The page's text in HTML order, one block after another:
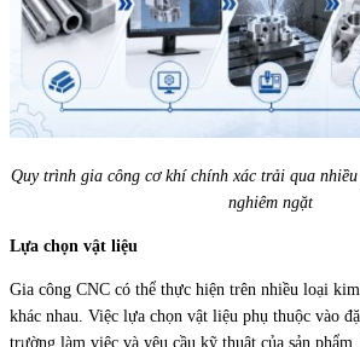
Quy trình gia công cơ khí chính xác trải qua
nghiêm ngặt
Lựa chọn vật liệu
Gia công CNC có thể thực hiện trên nhiều loại
khác nhau. Việc lựa chọn vật liệu phụ thuộc vào
trường làm việc và yêu cầu kỹ thuật của sản